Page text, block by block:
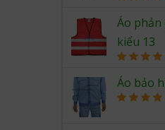
out of 5
Áo phản
kiểu 13
out of 5
Áo bảo